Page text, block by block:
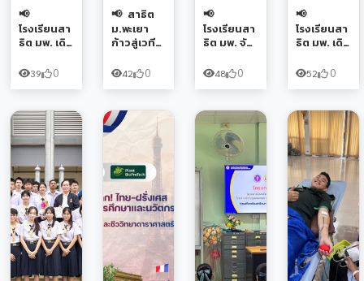
โรงเรียนสา
ธิต มพ. เดิน
หน้าสู่เมือง
ท่าแห่งทิศ
เหนือ เข้า
แนะแนว
โรงเรียน
อุตรดิตถ์
จ.อุตรดิตถ์
จุดประกาย
เยาวชน
สายวิทย์–
คณิต สู่เส้น
ทางนักวิจัย
รุ่นใหม่
39 0
สาธิต
ม.พะเยา
ก้าวสู่เวที
โลก! เข้า
ร่วมอบรม
โครงการ
ส่งเสริม
การเรียนรู้
ทางด้าน
โทรคมนาค
โรงเรียนทั่ว
ประเทศ รุ่น
ที่ 6 เสริม
ศักยภาพ
โทรคมนาค
มผ่าน
โครงการ
ระดับ
ประเทศ
42 0
โรงเรียนสา
ธิต มพ. จัด
กิจกรรม
แนะแนว
โครงการ
วมว. มพ. ปี
การศึกษา
2570 ให้แก่
นักเรียน
ม.3 เปิด
เส้นทางสู่
การเป็นนัก
วิทยาศาสต
ร์และนัก
นวัตกรรม
รุ่นใหม่
48 0
โรงเรียนสา
ธิต มพ. เดิน
หน้าสู่เมือง
ท่าแห่งทิศ
เหนือ เข้า
แนะแนว
โรงเรียน
อุตรดิตถ์
ดรุณี จ.อุต
รดิจถ์ จุด
ประกาย
เยาวชน
สายวิทย์–
คณิต สู่เส้น
ทางนักวิจัย
รุ่นใหม่
52 0